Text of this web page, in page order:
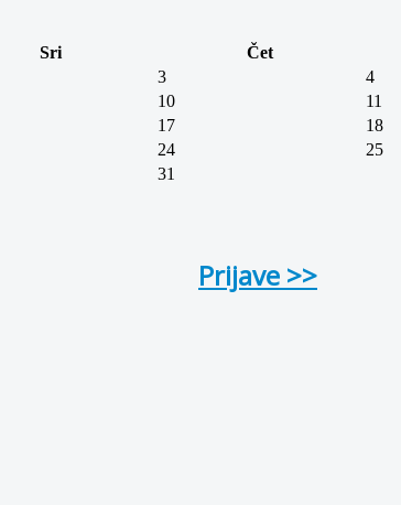
Sri Čet
3 4
10 11
17 18
24 25
31
Prijave >>